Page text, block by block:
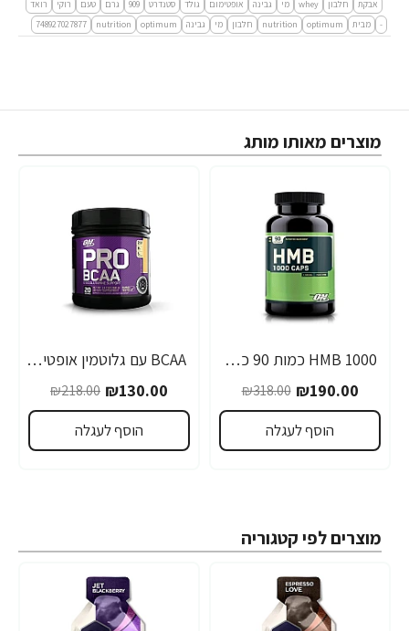
אבקת חלבון whey מי גבינה אופטימום גולד סטנדרט 909 גרם טעם רוקי
רואד
-
מבית optimum
nutrition חלבון מי גבינה optimum
nutrition
748927027877
מוצרים מאותו מותג
-40%
1000 HMB כמות 90 כמוסות מבית Optimum Nutrition
₪190.00
₪318.00
הוסף לעגלה
-40%
BCAA עם גלוטמין אופטימום פרו סירייס טעם אפרסק מנגו 390 גרם - מבית Optimum Nutrition
₪130.00
₪218.00
הוסף לעגלה
מוצרים לפי קטגוריה